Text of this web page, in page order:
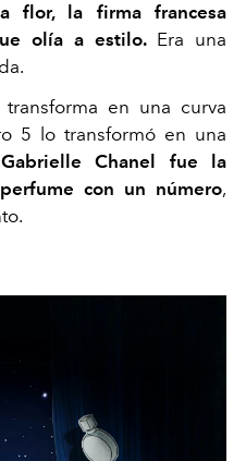
flor, la firma francesa
olía a estilo.Era una
en una curva
5 lo transformó en una
Gabrielle Chanel fue la
con un número,